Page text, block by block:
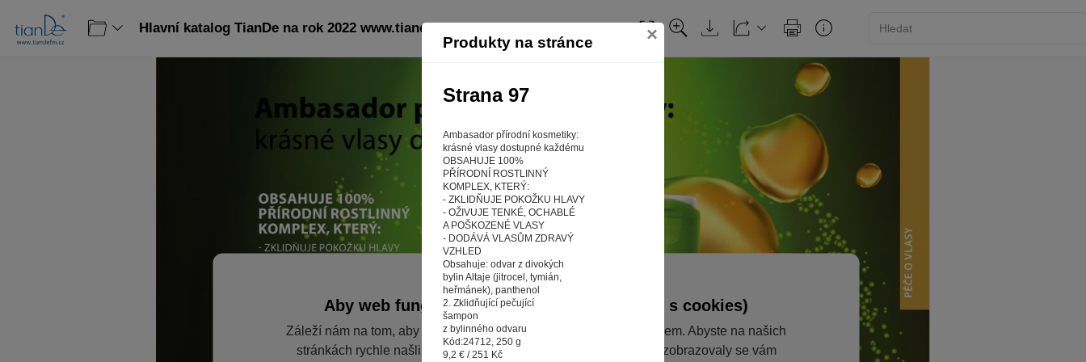
Produkty na stránce ×
Strana 97
Ambasador přírodní kosmetiky:
krásné vlasy dostupné každému
OBSAHUJE 100%
PŘÍRODNÍ ROSTLINNÝ
KOMPLEX, KTERÝ:
- ZKLIDŇUJE POKOŽKU HLAVY
- OŽIVUJE TENKÉ, OCHABLÉ
A POŠKOZENÉ VLASY
- DODÁVÁ VLASŮM ZDRAVÝ
VZHLED
Obsahuje: odvar z divokých
bylin Altaje (jitrocel, tymián,
heřmánek), panthenol
2. Zklidňující pečující
šampon
z bylinného odvaru
Kód:24712, 250 g
9,2 € / 251 Kč
Hlavní katalog TianDe na rok 2022 www.tiandefm.cz: strana 97
Aby web fungoval tak, jak ho znáte (souhlas s cookies)
Záleží nám na tom, aby pro vás nakupování bylo co nejlepší zážitkem. Abyste na našich
stránkách rychle našli to, co hledáte, ušetřili spoustu klikání a nezobrazovaly se vám